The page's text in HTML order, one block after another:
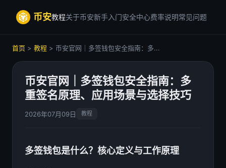
币安教程关于币安新手入门安全中心费率说明常见问题
首页 > 教程 > 币安官网｜多签钱包安全指南：多...
币安官网｜多签钱包安全指南：多
重签名原理、应用场景与选择技巧
2026年07月09日 教程
多签钱包是什么？核心定义与工作原理